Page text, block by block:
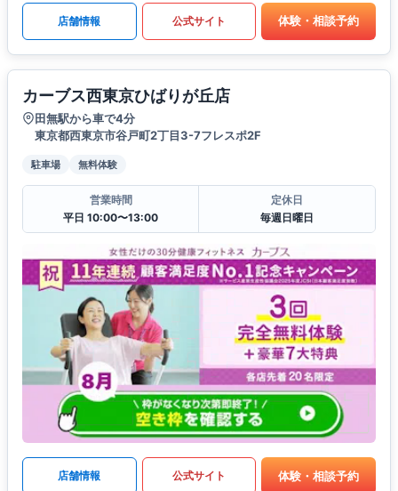
店舗情報 公式サイト 体験・相談予約
カーブス西東京ひばりが丘店
田無駅から車で4分
東京都西東京市谷戸町2丁目3-7フレスポ2F
駐車場 無料体験
営業時間
平日 10:00〜13:00
定休日
毎週日曜日
店舗情報 公式サイト 体験・相談予約